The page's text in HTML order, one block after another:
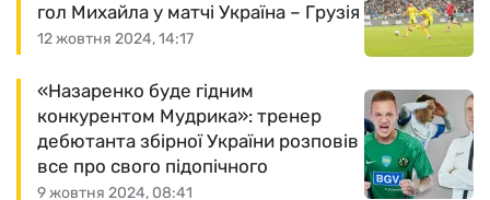
12 жовтня 2024, 14:17
гол Михайла у матчі Україна – Грузія
9 жовтня 2024, 08:41
«Назаренко буде гідним
конкурентом Мудрика»: тренер
дебютанта збірної України розповів
все про свого підопічного